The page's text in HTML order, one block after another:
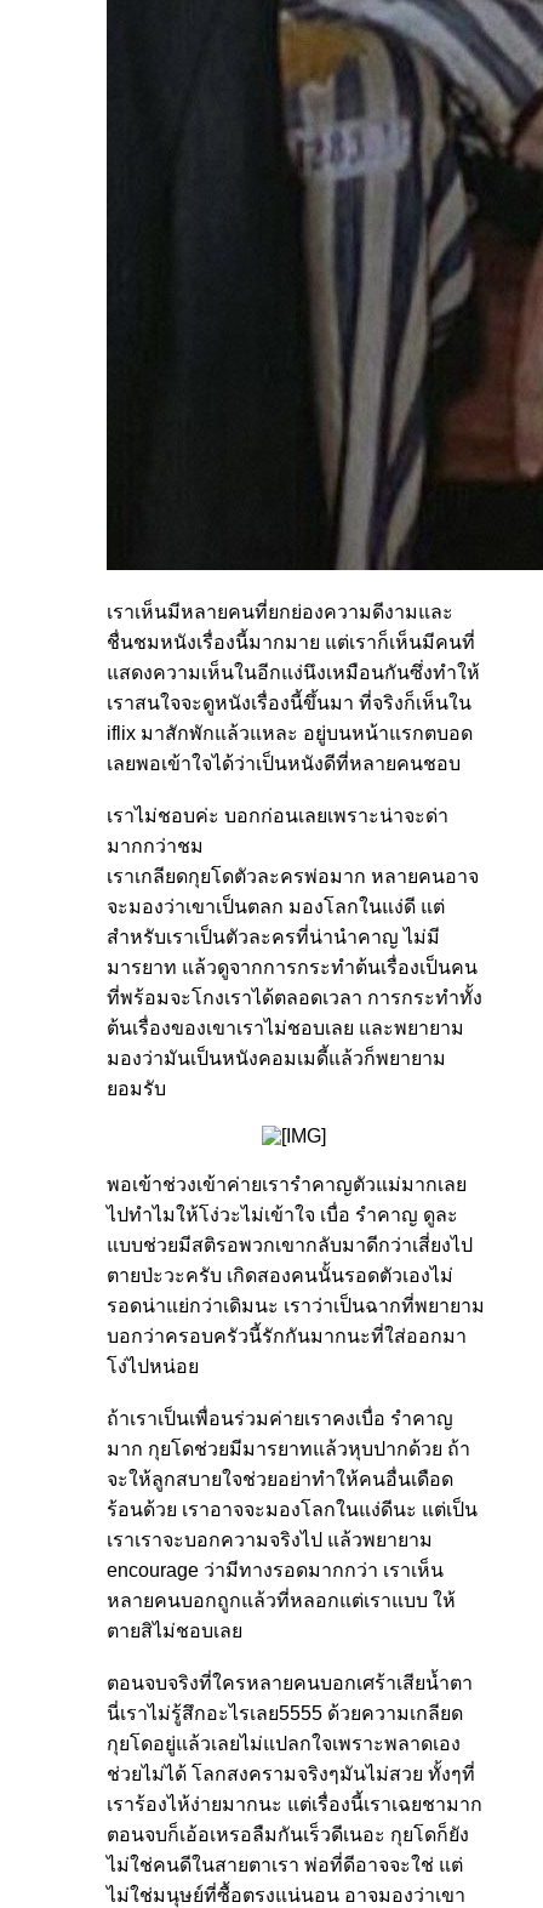
เราเห็นมีหลายคนที่ยกย่องความดีงามและ
ชื่นชมหนังเรื่องนี้มากมาย แต่เราก็เห็นมีคนที่
แสดงความเห็นในอีกแง่นึงเหมือนกันซึ่งทำให้
เราสนใจจะดูหนังเรื่องนี้ขึ้นมา ที่จริงก็เห็นใน
iflix มาสักพักแล้วแหละ อยู่บนหน้าแรกตบอด
เลยพอเข้าใจได้ว่าเป็นหนังดีที่หลายคนชอบ
เราไม่ชอบค่ะ บอกก่อนเลยเพราะน่าจะด่า
มากกว่าชม
เราเกลียดกุยโดตัวละครพ่อมาก หลายคนอาจ
จะมองว่าเขาเป็นตลก มองโลกในแง่ดี แต่
สำหรับเราเป็นตัวละครที่น่านำคาญ ไม่มี
มารยาท แล้วดูจากการกระทำต้นเรื่องเป็นคน
ที่พร้อมจะโกงเราได้ตลอดเวลา การกระทำทั้ง
ต้นเรื่องของเขาเราไม่ชอบเลย และพยายาม
มองว่ามันเป็นหนังคอมเมดี้แล้วก็พยายาม
ยอมรับ
พอเข้าช่วงเข้าค่ายเรารำคาญตัวแม่มากเลย
ไปทำไมให้โง่วะไม่เข้าใจ เบื่อ รำคาญ ดูละ
แบบช่วยมีสติรอพวกเขากลับมาดีกว่าเสี่ยงไป
ตายป่ะวะครับ เกิดสองคนนั้นรอดตัวเองไม่
รอดน่าแย่กว่าเดิมนะ เราว่าเป็นฉากที่พยายาม
บอกว่าครอบครัวนี้รักกันมากนะที่ใส่ออกมา
โง่ไปหน่อย
ถ้าเราเป็นเพื่อนร่วมค่ายเราคงเบื่อ รำคาญ
มาก กุยโดช่วยมีมารยาทแล้วหุบปากด้วย ถ้า
จะให้ลูกสบายใจช่วยอย่าทำให้คนอื่นเดือด
ร้อนด้วย เราอาจจะมองโลกในแง่ดีนะ แต่เป็น
เราเราจะบอกความจริงไป แล้วพยายาม
encourage ว่ามีทางรอดมากกว่า เราเห็น
หลายคนบอกถูกแล้วที่หลอกแต่เราแบบ ให้
ตายสิไม่ชอบเลย
ตอนจบจริงที่ใครหลายคนบอกเศร้าเสียน้ำตา
นี่เราไม่รู้สึกอะไรเลย5555 ด้วยความเกลียด
กุยโดอยู่แล้วเลยไม่แปลกใจเพราะพลาดเอง
ช่วยไม่ได้ โลกสงครามจริงๆมันไม่สวย ทั้งๆที่
เราร้องไห้ง่ายมากนะ แต่เรื่องนี้เราเฉยชามาก
ตอนจบก็เอ้อเหรอลืมกันเร็วดีเนอะ กุยโดก็ยัง
ไม่ใช่คนดีในสายตาเรา พ่อที่ดีอาจจะใช่ แต่
ไม่ใช่มนุษย์ที่ซื้อตรงแน่นอน อาจมองว่าเขา